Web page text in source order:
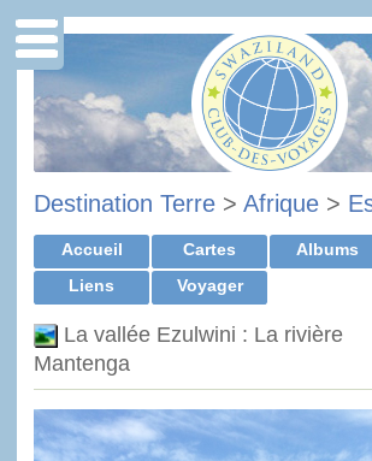
Destination Terre > Afrique >
Accueil Cartes Albums
Liens
Voyager
La vallée Ezulwini : La rivière
Mantenga